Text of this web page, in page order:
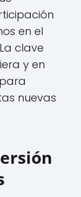
en el
clave
y en
nuevas